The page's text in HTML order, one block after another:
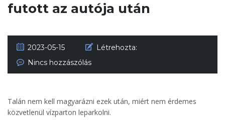
futott az autója után
2023-05-15
Létrehozta:
Nincs hozzászólás
Talán nem kell magyarázni ezek után, miért nem érdemes
közvetlenül vízparton leparkolni.